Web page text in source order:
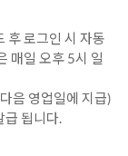
후 로그인 시 자동
매일 오후 5시 일
음 영업일에 지급)
됩니다.